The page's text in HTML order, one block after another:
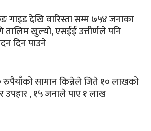
गाइड देखि वारिस्ता सम्म ७५४ जनाका
तालिम खुल्यो, एसईई उत्तीर्णले पनि
दिन पाउने
रुपैयाँको सामान किन्नेले जिते १० लाखको
उपहार , १५ जनाले पाए १ लाख